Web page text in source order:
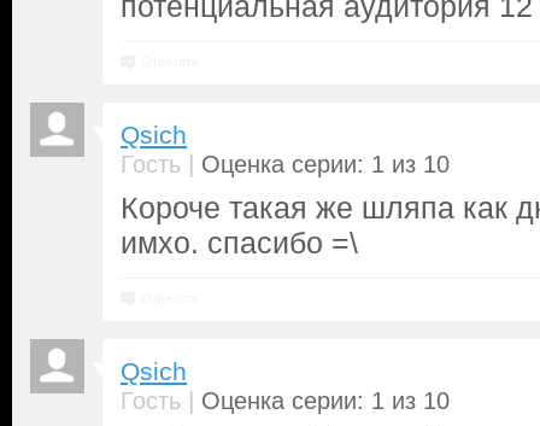
Qsich
Гость | Оценка серии: 1 из 10
Короче такая же шляпа как
имхо. спасибо =\
Qsich
Гость | Оценка серии: 1 из 10